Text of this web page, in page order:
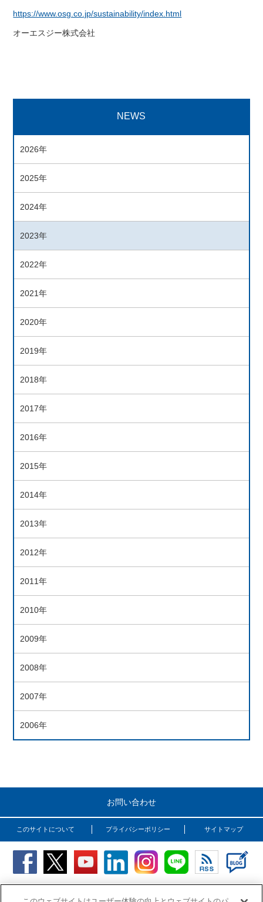
https://www.osg.co.jp/sustainability/index.html
オーエスジー株式会社
NEWS
2026年
2025年
2024年
2023年
2022年
2021年
2020年
2019年
2018年
2017年
2016年
2015年
2014年
2013年
2012年
2011年
2010年
2009年
2008年
2007年
2006年
お問い合わせ
このサイトについて プライバシーポリシー サイトマップ
Copyright (C) OSG Corporation. All rights reserved.